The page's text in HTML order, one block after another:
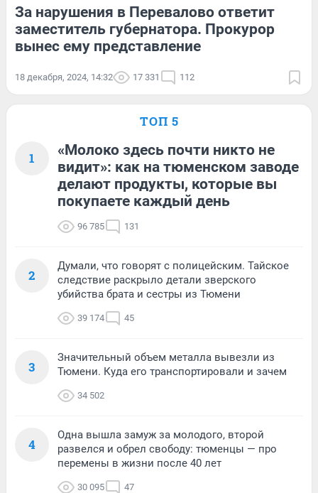
За нарушения в Перевалово ответит
заместитель губернатора. Прокурор
вынес ему представление
18 декабря, 2024, 14:32 17 331 112
ТОП 5
1
«Молоко здесь почти никто не
видит»: как на тюменском заводе
делают продукты, которые вы
покупаете каждый день
96 785 131
2
Думали, что говорят с полицейским. Тайское
следствие раскрыло детали зверского
убийства брата и сестры из Тюмени
39 174 45
3
Значительный объем металла вывезли из
Тюмени. Куда его транспортировали и зачем
34 502
4
Одна вышла замуж за молодого, второй
развелся и обрел свободу: тюменцы — про
перемены в жизни после 40 лет
30 095 47